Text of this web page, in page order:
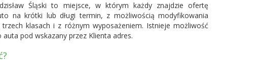
Śląski to miejsce, w którym każdy znajdzie ofertę
na krótki lub długi termin, z możliwością modyfikowania
klasach i z różnym wyposażeniem. Istnieje możliwość
pod wskazany przez Klienta adres.